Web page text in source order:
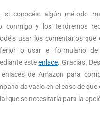
si conocéis algún método
conmigo y los tendremos
usar los comentarios que
o usar el formulario
esteenlace. Gracias.
de Amazon para
de vacío en el caso de que
que se necesitaría para la